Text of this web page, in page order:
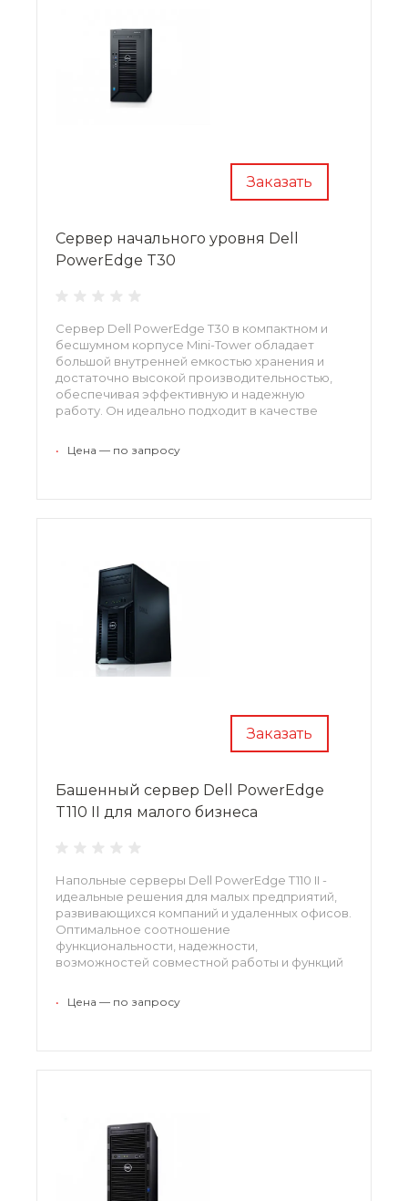
Заказать
Сервер начального уровня Dell
PowerEdge T30
Сервер Dell PowerEdge T30 в компактном и
бесшумном корпусе Mini-Tower обладает
большой внутренней емкостью хранения и
достаточно высокой производительностью,
обеспечивая эффективную и надежную
работу. Он идеально подходит в качестве
• Цена — по запросу
Заказать
Башенный сервер Dell PowerEdge
T110 II для малого бизнеса
Напольные серверы Dell PowerEdge T110 II -
идеальные решения для малых предприятий,
развивающихся компаний и удаленных офисов.
Оптимальное соотношение
функциональности, надежности,
возможностей совместной работы и функций
непрерывность бизнес-процессов.
• Цена — по запросу